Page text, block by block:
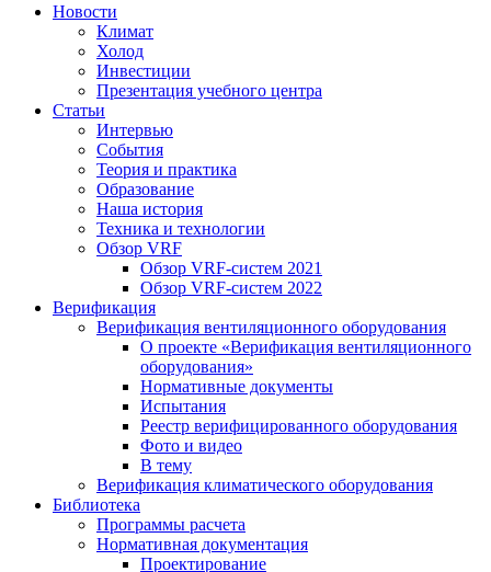
Новости
Климат
Холод
Инвестиции
Презентация учебного центра
Статьи
Интервью
События
Теория и практика
Образование
Наша история
Техника и технологии
Обзор VRF
Обзор VRF-систем 2021
Обзор VRF-систем 2022
Верификация
Верификация вентиляционного оборудования
О проекте «Верификация вентиляционного
оборудования»
Нормативные документы
Испытания
Реестр верифицированного оборудования
Фото и видео
В тему
Верификация климатического оборудования
Библиотека
Программы расчета
Нормативная документация
Проектирование